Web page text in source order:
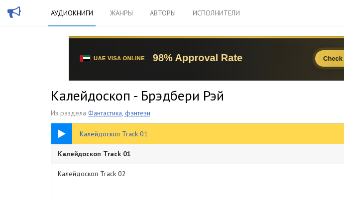
АУДИОКНИГИ ЖАНРЫ АВТОРЫ ИСПОЛНИТЕЛИ
Калейдоскоп - Брэдбери Рэй
Из раздела Фантастика, фэнтези
Калейдоскоп Track 01
11:00
Калейдоскоп Track 01
Калейдоскоп Track 02